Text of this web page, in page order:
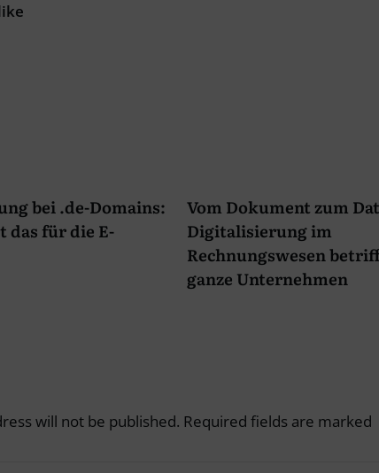
bei .de-Domains:
das für die E-
Vom Dokument zum
Digitalisierung im
Rechnungswesen
ganze Unternehmen
will not be published. Required fields are marked